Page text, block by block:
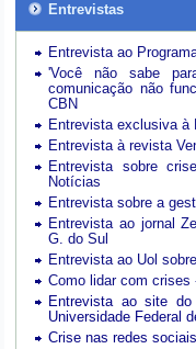
Entrevistas
Entrevista ao
'Você não sabe
comunicação não
CBN
Entrevista exclusiva à
Entrevista à revista
Entrevista sobre
Notícias
Entrevista sobre a
Entrevista ao jornal
G. do Sul
Entrevista ao Uol
Como lidar com crises
Entrevista ao site do
Universidade Federal
Crise nas redes sociais